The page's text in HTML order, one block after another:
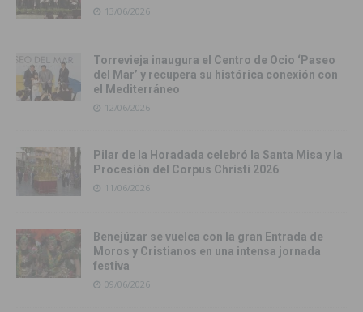
13/06/2026
Torrevieja inaugura el Centro de Ocio ‘Paseo
del Mar’ y recupera su histórica conexión con
el Mediterráneo
12/06/2026
Pilar de la Horadada celebró la Santa Misa y la
Procesión del Corpus Christi 2026
11/06/2026
Benejúzar se vuelca con la gran Entrada de
Moros y Cristianos en una intensa jornada
festiva
09/06/2026